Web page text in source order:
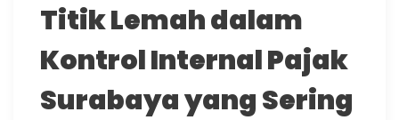
Titik Lemah dalam
Kontrol Internal Pajak
Surabaya yang Sering